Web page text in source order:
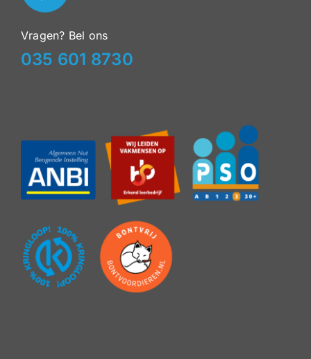
Vragen? Bel ons
035 601 8730